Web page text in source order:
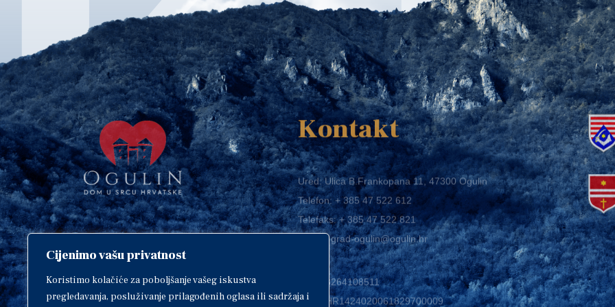
Cijenimo vašu privatnost
Koristimo kolačiće za poboljšanje vašeg iskustva
pregledavanja, posluživanje prilagođenih oglasa ili sadržaja i
Copyright © 2018. Grad Ogulin,
sva prava pridržana.
Kontakt
Ured: Ulica B.Frankopana 11, 47300 Ogulin
Telefon:+ 385 47 522 612
Telefaks:+ 385 47 522 821
E-mail:grad-ogulin@ogulin.hr
OIB: 58264108511
IBAN: HR1424020061829700009